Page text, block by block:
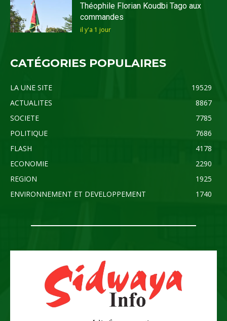
Théophile Florian Koudbi Tago aux
commandes
il y'a 1 jour
CATÉGORIES POPULAIRES
LA UNE SITE
19529
ACTUALITES
8867
SOCIETE
7785
POLITIQUE
7686
FLASH
4178
ECONOMIE
2290
REGION
1925
ENVIRONNEMENT ET DEVELOPPEMENT
1740